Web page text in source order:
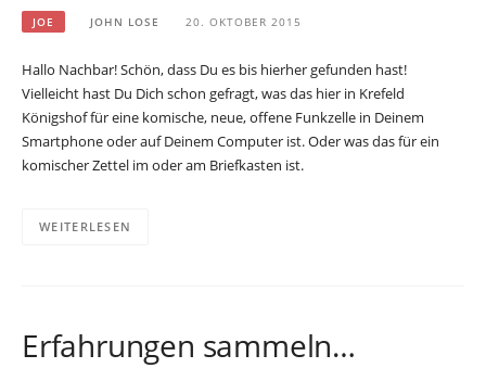
JOE JOHN LOSE 20. OKTOBER 2015
Hallo Nachbar! Schön, dass Du es bis hierher gefunden hast!
Vielleicht hast Du Dich schon gefragt, was das hier in Krefeld
Königshof für eine komische, neue, offene Funkzelle in Deinem
Smartphone oder auf Deinem Computer ist. Oder was das für ein
komischer Zettel im oder am Briefkasten ist.
WEITERLESEN
Erfahrungen sammeln…